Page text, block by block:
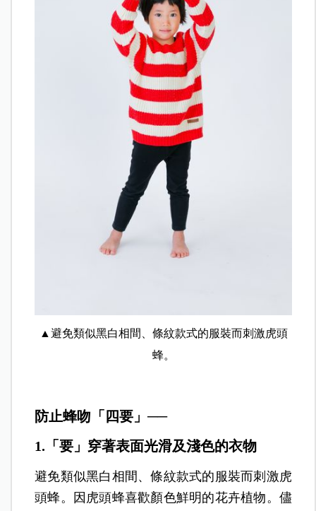
▲避免類似黑白相間、條紋款式的服裝而刺激虎頭
蜂。
防止蜂吻「四要」──
1.「要」穿著表面光滑及淺色的衣物
避免類似黑白相間、條紋款式的服裝而刺激虎
頭蜂。因虎頭蜂喜歡顏色鮮明的花卉植物。儘